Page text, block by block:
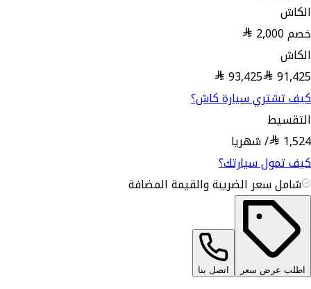
الكاش
خصم2,000
الكاش
91,425
93,425
كيف تشتري سيارة كاش؟
التقسيط
1,524
/شهريا
كيف تمول سيارتك؟
شامل سعر الضريبة والقيمة المضافة
اطلب عرض سعر اتصل بنا